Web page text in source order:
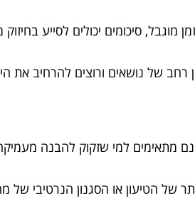
סיכומים יכולים לסייע
רחב של נושאים ורוצים להרחיב
מתאימים למי שזקוק להבנה
של הטיעון או הסגנון הנרטיבי